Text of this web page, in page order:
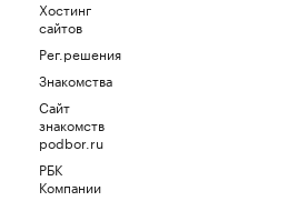
Хостинг
сайтов
Рег.решения
Знакомства
Сайт
знакомств
podbor.ru
РБК
Компании